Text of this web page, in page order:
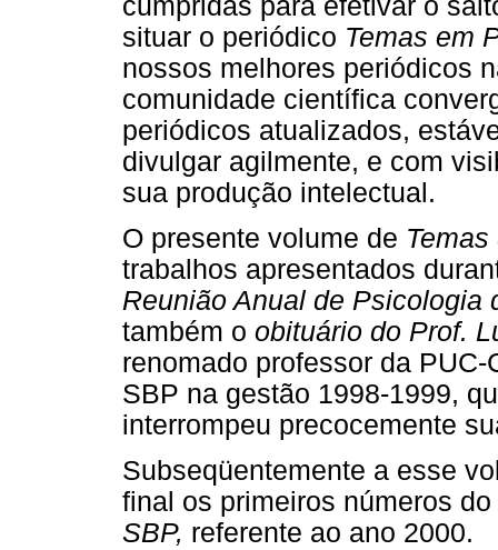
situar o periódico Temas em
nossos melhores periódicos
comunidade científica
periódicos atualizados,
divulgar agilmente, e com
sua produção intelectual.
O presente volume de
trabalhos apresentados
Reunião Anual de Psicologia
também o obituário do Prof.
renomado professor da
SBP na gestão 1998-1999,
interrompeu precocemente
Subseqüentemente a esse
final os primeiros números
SBP, referente ao ano 2000.